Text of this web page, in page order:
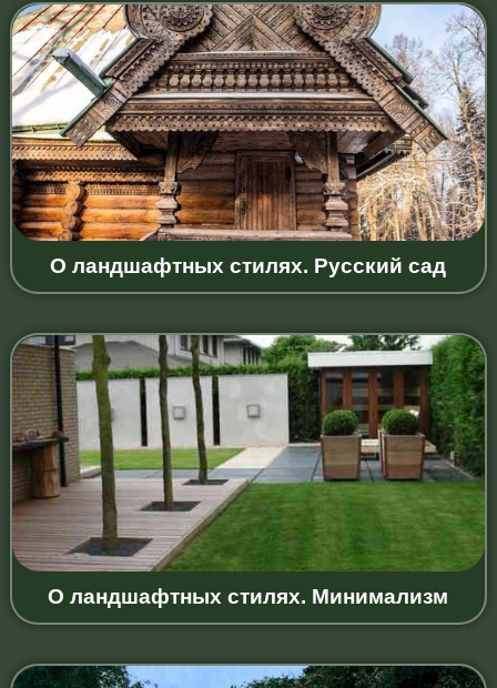
О ландшафтных стилях. Русский сад
О ландшафтных стилях. Минимализм